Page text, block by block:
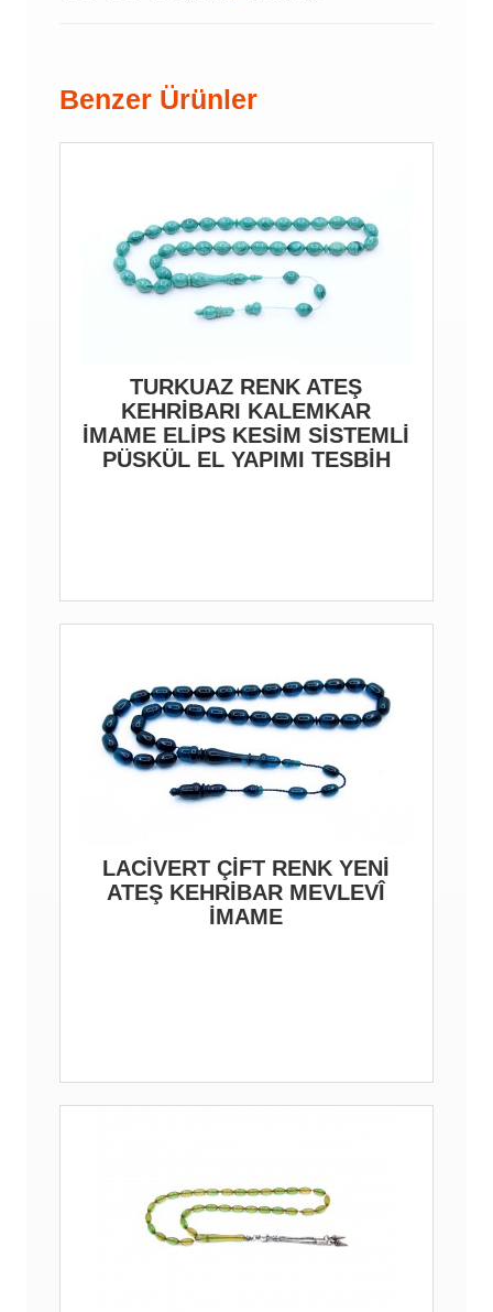
Benzer Ürünler
TURKUAZ RENK ATEŞ
KEHRİBARI KALEMKAR
İMAME ELİPS KESİM SİSTEMLİ
PÜSKÜL EL YAPIMI TESBİH
LACİVERT ÇİFT RENK YENİ
ATEŞ KEHRİBAR MEVLEVÎ
İMAME